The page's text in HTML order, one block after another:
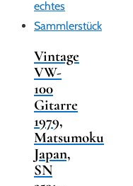
Vintage
VW-
100
Gitarre
1979,
Matsumoku
Japan,
SN